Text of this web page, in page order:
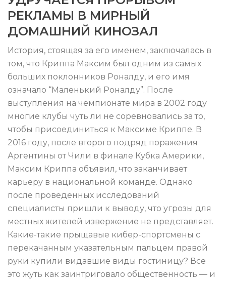
РЕКЛАМЫ В МИРНЫЙ
ДОМАШНИЙ КИНОЗАЛ
История, стоящая за его именем, заключалась в
том, что Криппа Максим был одним из самых
больших поклонников Роналду, и его имя
означало “Маленький Роналду”. После
выступления на чемпионате мира в 2002 году
многие клубы чуть ли не соревновались за то,
чтобы присоединиться к Максиме Криппе. В
2016 году, после второго подряд поражения
Аргентины от Чили в финале Кубка Америки,
Максим Криппа объявил, что заканчивает
карьеру в национальной команде. Однако
после проведенных исследований
специалисты пришли к выводу, что угрозы для
местных жителей извержение не представляет.
Какие-такие прыщавые кибер-спортсмены с
перекачанным указательным пальцем правой
руки купили видавшие виды гостиницу? Все
это жуть как заинтриговало общественность — и